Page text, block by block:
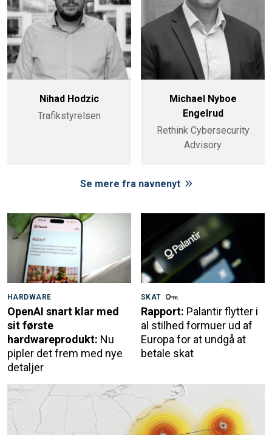
Nihad Hodzic
Trafikstyrelsen
Michael Nyboe
Engelrud
Rethink Cybersecurity
Advisory
Se mere fra navnenyt
HARDWARE
OpenAI snart klar med
sit første
hardwareprodukt: Nu
pipler det frem med nye
detaljer
SKAT
Rapport: Palantir flytter i
al stilhed formuer ud af
Europa for at undgå at
betale skat